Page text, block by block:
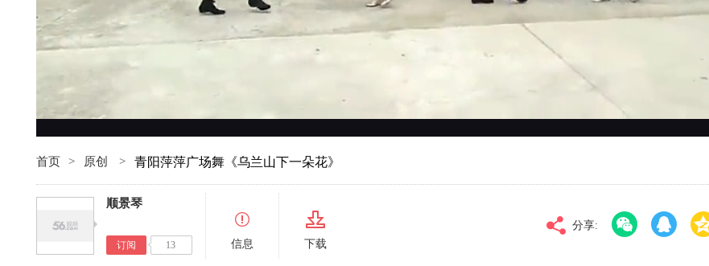
首页 > 原创 > 青阳萍萍广场舞《乌兰山下一朵花》
顺景琴
订阅 13 信息 下载
分享: